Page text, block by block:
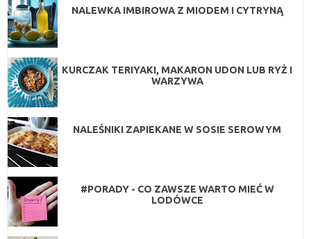
NALEWKA IMBIROWA Z MIODEM I CYTRYNĄ
KURCZAK TERIYAKI, MAKARON UDON LUB RYŻ I
WARZYWA
NALEŚNIKI ZAPIEKANE W SOSIE SEROWYM
#PORADY - CO ZAWSZE WARTO MIEĆ W
LODÓWCE